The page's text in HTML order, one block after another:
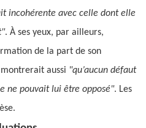
incohérente avec celle dont elle
. À ses yeux, par ailleurs,
de la part de son
aussi "qu’aucun défaut
ne pouvait lui être opposé". Les